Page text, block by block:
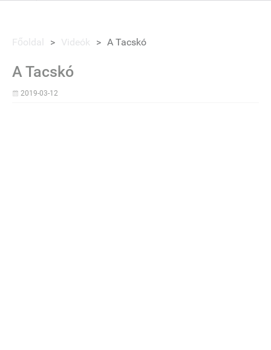
Főoldal > Videók > A Tacskó
A Tacskó
2019-03-12